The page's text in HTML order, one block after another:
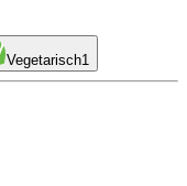
Vegetarisch1